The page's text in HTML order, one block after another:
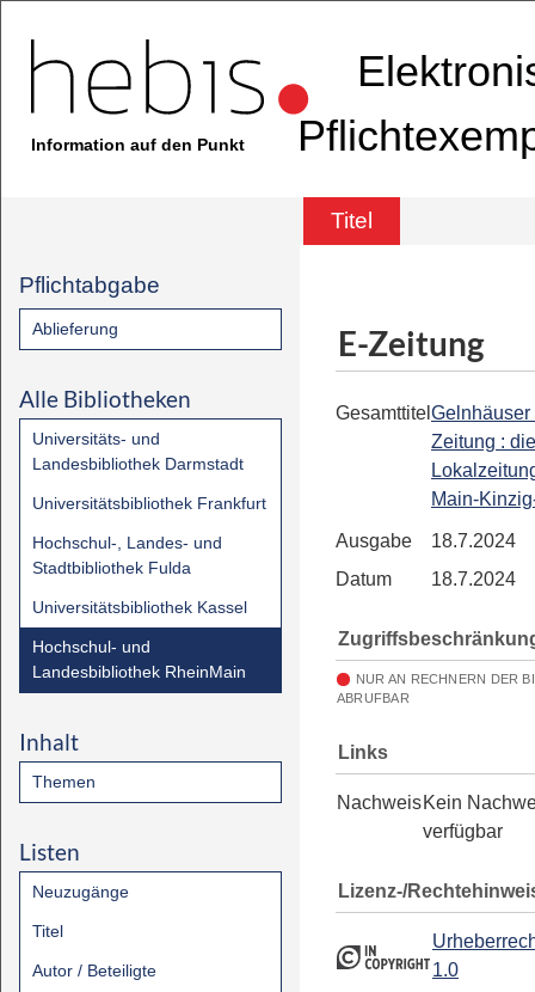
Information auf den Punkt
Titel
Pflichtabgabe
Ablieferung
Alle Bibliotheken
Universitäts- und
Landesbibliothek Darmstadt
Universitätsbibliothek Frankfurt
Hochschul-, Landes- und
Stadtbibliothek Fulda
Universitätsbibliothek Kassel
Hochschul- und
Landesbibliothek RheinMain
Inhalt
Themen
Listen
Neuzugänge
Titel
Autor / Beteiligte
E-Zeitung
Gesamttitel Gelnhäuser
Zeitung : die
Main-
Ausgabe
18.7.2024
Datum
18.7.2024
NUR AN RECHNERN DER
ABRUFBAR
Links
NachweisKein
verfügbar
Lizenz-/
1.0